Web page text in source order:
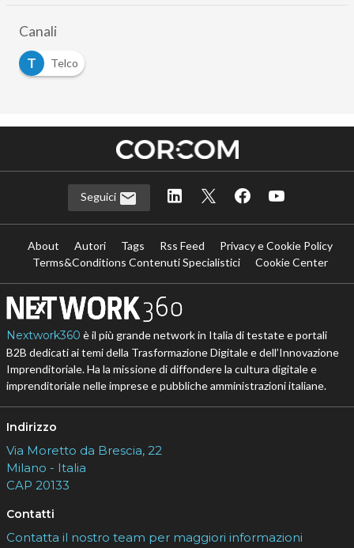
Canali
T
Telco
Seguici
About Autori Tags Rss Feed
Privacy e Cookie Policy
Terms&Conditions Contenuti Specialistici
Cookie Center
Nextwork360 è il più grande network in Italia di testate e portali
B2B dedicati ai temi della Trasformazione Digitale e dell’Innovazione
Imprenditoriale. Ha la missione di diffondere la cultura digitale e
imprenditoriale nelle imprese e pubbliche amministrazioni italiane.
Indirizzo
Via Moretto da Brescia, 22
Milano - Italia
CAP 20133
Contatti
Contatta il nostro team per maggiori informazioni